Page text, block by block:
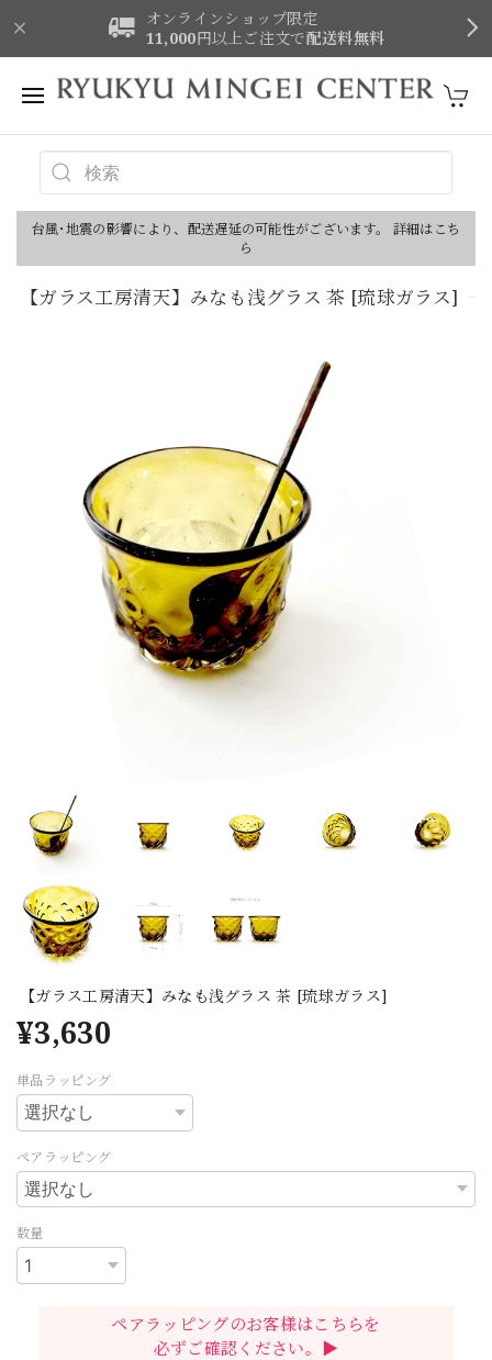
オンラインショップ限定
11,000円以上ご注文で配送料無料
台風･地震の影響により、配送遅延の可能性がございます。 詳細はこち
ら
【ガラス工房清天】みなも浅グラス 茶 [琉球ガラス]
【ガラス工房清天】みなも浅グラス 茶 [琉球ガラス]
¥3,630
単品ラッピング
ペアラッピング
数量
ペアラッピングのお客様はこちらを
必ずご確認ください。▶